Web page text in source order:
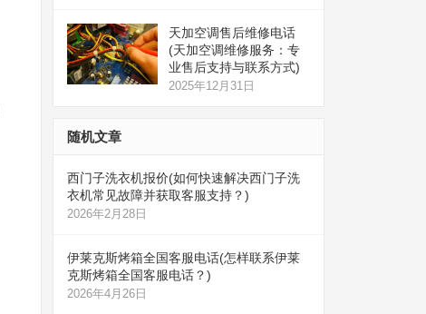
天加空调售后维修电话
(天加空调维修服务：专
业售后支持与联系方式)
2025年12月31日
随机文章
西门子洗衣机报价(如何快速解决西门子洗
衣机常见故障并获取客服支持？)
2026年2月28日
伊莱克斯烤箱全国客服电话(怎样联系伊莱
克斯烤箱全国客服电话？)
2026年4月26日